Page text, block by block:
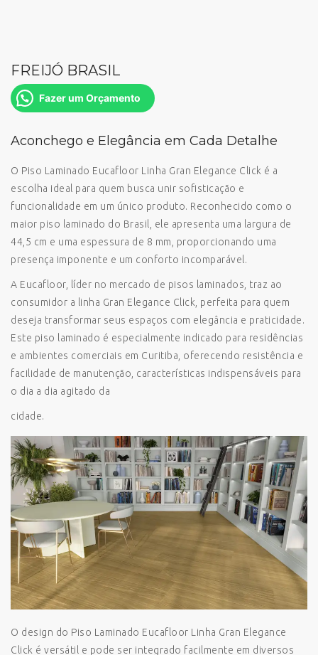
FREIJÓ BRASIL
Fazer um Orçamento
Aconchego e Elegância em Cada Detalhe
O Piso Laminado Eucafloor Linha Gran Elegance Click é a
escolha ideal para quem busca unir sofisticação e
funcionalidade em um único produto. Reconhecido como o
maior piso laminado do Brasil, ele apresenta uma largura de
44,5 cm e uma espessura de 8 mm, proporcionando uma
presença imponente e um conforto incomparável.
A Eucafloor, líder no mercado de pisos laminados, traz ao
consumidor a linha Gran Elegance Click, perfeita para quem
deseja transformar seus espaços com elegância e praticidade.
Este piso laminado é especialmente indicado para residências
e ambientes comerciais em Curitiba, oferecendo resistência e
facilidade de manutenção, características indispensáveis para
o dia a dia agitado da
cidade.
O design do Piso Laminado Eucafloor Linha Gran Elegance
Click é versátil e pode ser integrado facilmente em diversos